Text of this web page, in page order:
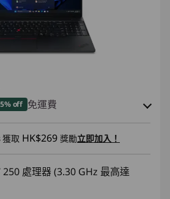
off 免運費
:-HK$16,733.00
be combined
獲取 HK$269 獎勵立即加入！
處理器 (3.30 GHz 最高達